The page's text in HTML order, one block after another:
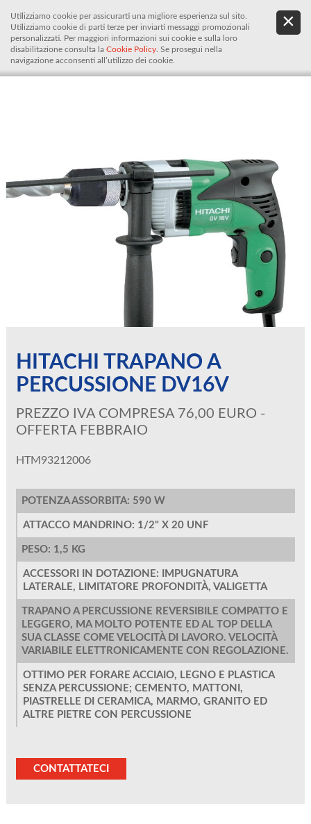
Utilizziamo cookie per assicurarti una migliore esperienza sul sito.
Utilizziamo cookie di parti terze per inviarti messaggi promozionali
personalizzati. Per maggiori informazioni sui cookie e sulla loro
disabilitazione consulta la Cookie Policy . Se prosegui nella
navigazione acconsenti all’utilizzo dei cookie.
De.It
HITACHI TRAPANO A
PERCUSSIONE DV16V
PREZZO IVA COMPRESA 76,00 EURO -
OFFERTA FEBBRAIO
HTM93212006
POTENZA ASSORBITA: 590 W
ATTACCO MANDRINO: 1/2" X 20 UNF
PESO: 1,5 KG
ACCESSORI IN DOTAZIONE: IMPUGNATURA
LATERALE, LIMITATORE PROFONDITÀ, VALIGETTA
TRAPANO A PERCUSSIONE REVERSIBILE COMPATTO E
LEGGERO, MA MOLTO POTENTE ED AL TOP DELLA
SUA CLASSE COME VELOCITÀ DI LAVORO. VELOCITÀ
VARIABILE ELETTRONICAMENTE CON REGOLAZIONE.
OTTIMO PER FORARE ACCIAIO, LEGNO E PLASTICA
SENZA PERCUSSIONE; CEMENTO, MATTONI,
PIASTRELLE DI CERAMICA, MARMO, GRANITO ED
ALTRE PIETRE CON PERCUSSIONE
CONTATTATECI